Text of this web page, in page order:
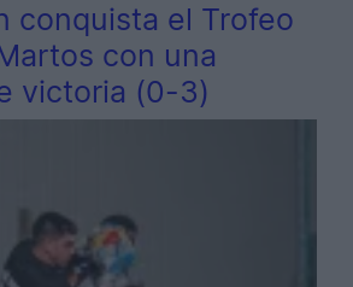
conquista el Trofeo
con una
victoria (0-3)